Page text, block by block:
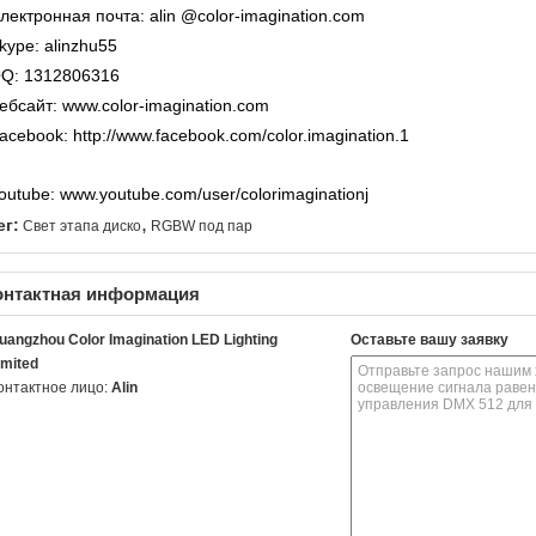
почта: alin @color-imagination.com
alinzhu55
1312806316
www.color-imagination.com
http://www.facebook.com/color.imagination.1
www.youtube.com/user/colorimaginationj
Свет этапа диско, RGBW под пар
информация
Color Imagination LED Lighting
лицо: Alin
Оставьте вашу заявку